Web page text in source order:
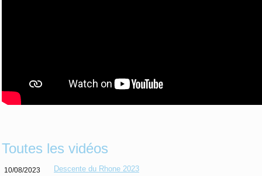
Toutes les vidéos
10/08/2023 Descente du Rhone 2023